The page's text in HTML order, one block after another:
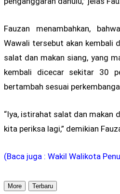
Fauzan menambahkan,
Wawali tersebut akan kembali
salat dan makan siang, yang
kembali dicecar sekitar 30
bertambah sesuai
“Iya, istirahat salat dan makan
kita periksa lagi,” demikian
(Baca juga : Wakil Walikota
More Terbaru